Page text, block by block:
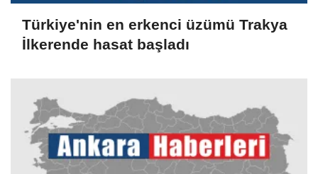
Türkiye'nin en erkenci üzümü Trakya
İlkerende hasat başladı